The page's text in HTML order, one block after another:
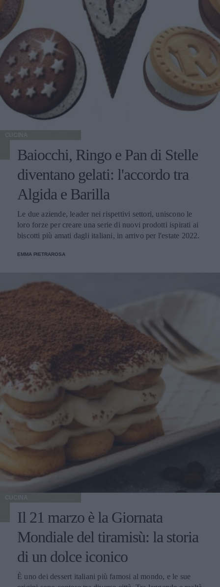
CUCINA
Baiocchi, Ringo e Pan di Stelle
diventano gelati: l'accordo tra
Algida e Barilla
Le due aziende, leader nei rispettivi settori, uniscono le
loro forze per creare una serie di nuovi prodotti ispirati ai
biscotti più amati dagli italiani, in arrivo per l'estate 2022.
EMMA PIETRAROSA
CUCINA
Il 21 marzo è la Giornata
Mondiale del tiramisù: la storia
di un dolce iconico
È uno dei dessert italiani più famosi al mondo, e le sue